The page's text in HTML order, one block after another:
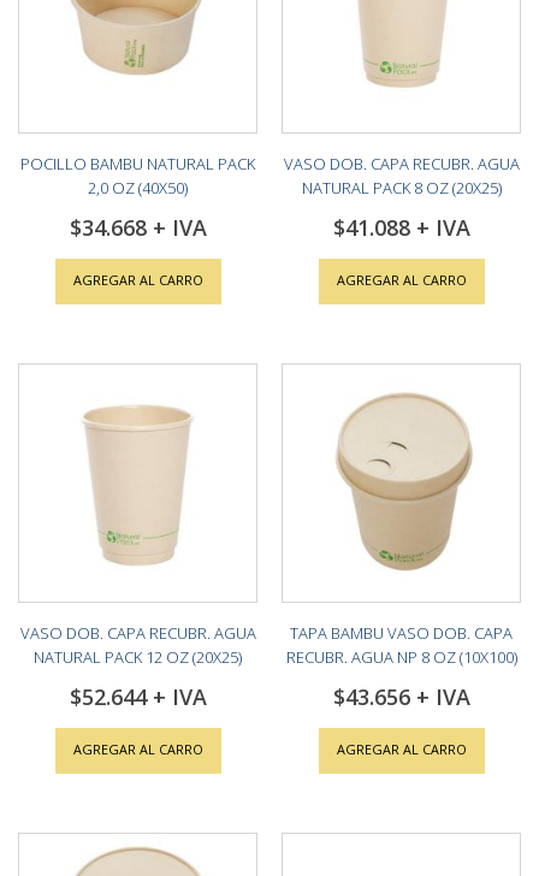
POCILLO BAMBU NATURAL PACK
2,0 OZ (40X50)
$34.668
AGREGAR AL CARRO
VASO DOB. CAPA RECUBR. AGUA
NATURAL PACK 8 OZ (20X25)
$41.088
AGREGAR AL CARRO
VASO DOB. CAPA RECUBR. AGUA
NATURAL PACK 12 OZ (20X25)
$52.644
AGREGAR AL CARRO
TAPA BAMBU VASO DOB. CAPA
RECUBR. AGUA NP 8 OZ (10X100)
$43.656
AGREGAR AL CARRO